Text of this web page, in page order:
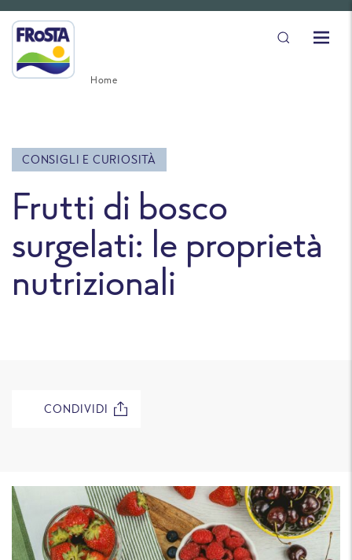
Home
CONSIGLI E CURIOSITÀ
Frutti di bosco
surgelati: le proprietà
nutrizionali
CONDIVIDI